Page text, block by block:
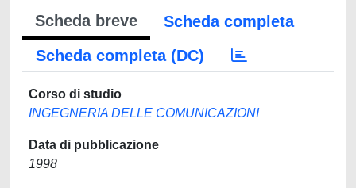
Scheda breve
Scheda completa
Scheda completa (DC)
Corso di studio
INGEGNERIA DELLE COMUNICAZIONI
Data di pubblicazione
1998